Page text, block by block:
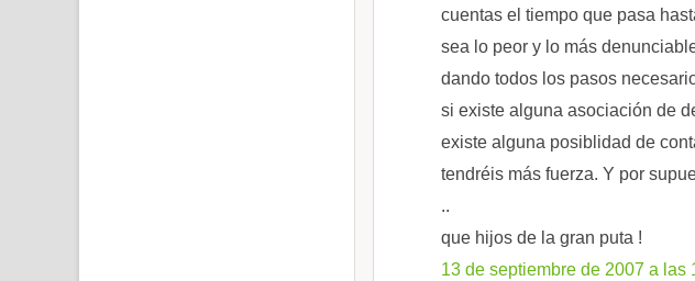
cuentas el tiempo que pasa
sea lo peor y lo más
dando todos los pasos
si existe alguna asociación de
existe alguna posiblidad de
tendréis más fuerza. Y por
..
que hijos de la gran puta !
13 de septiembre de 2007 a las